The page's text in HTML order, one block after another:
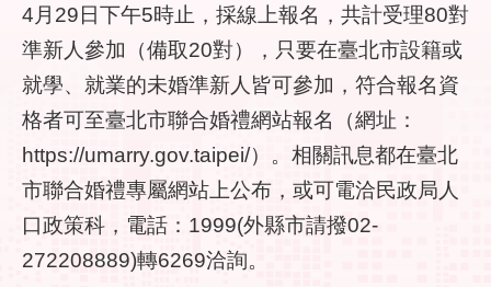
首
頁
English
陳
情
系
統
4月29日下午5時止，採線上報名，共計受理80對
準新人參加（備取20對），只要在臺北市設籍或
就學、就業的未婚準新人皆可參加，符合報名資
格者可至臺北市聯合婚禮網站報名（網址：
https://umarry.gov.taipei/）。相關訊息都在臺北
市聯合婚禮專屬網站上公布，或可電洽民政局人
口政策科，電話：1999(外縣市請撥02-
272208889)轉6269洽詢。